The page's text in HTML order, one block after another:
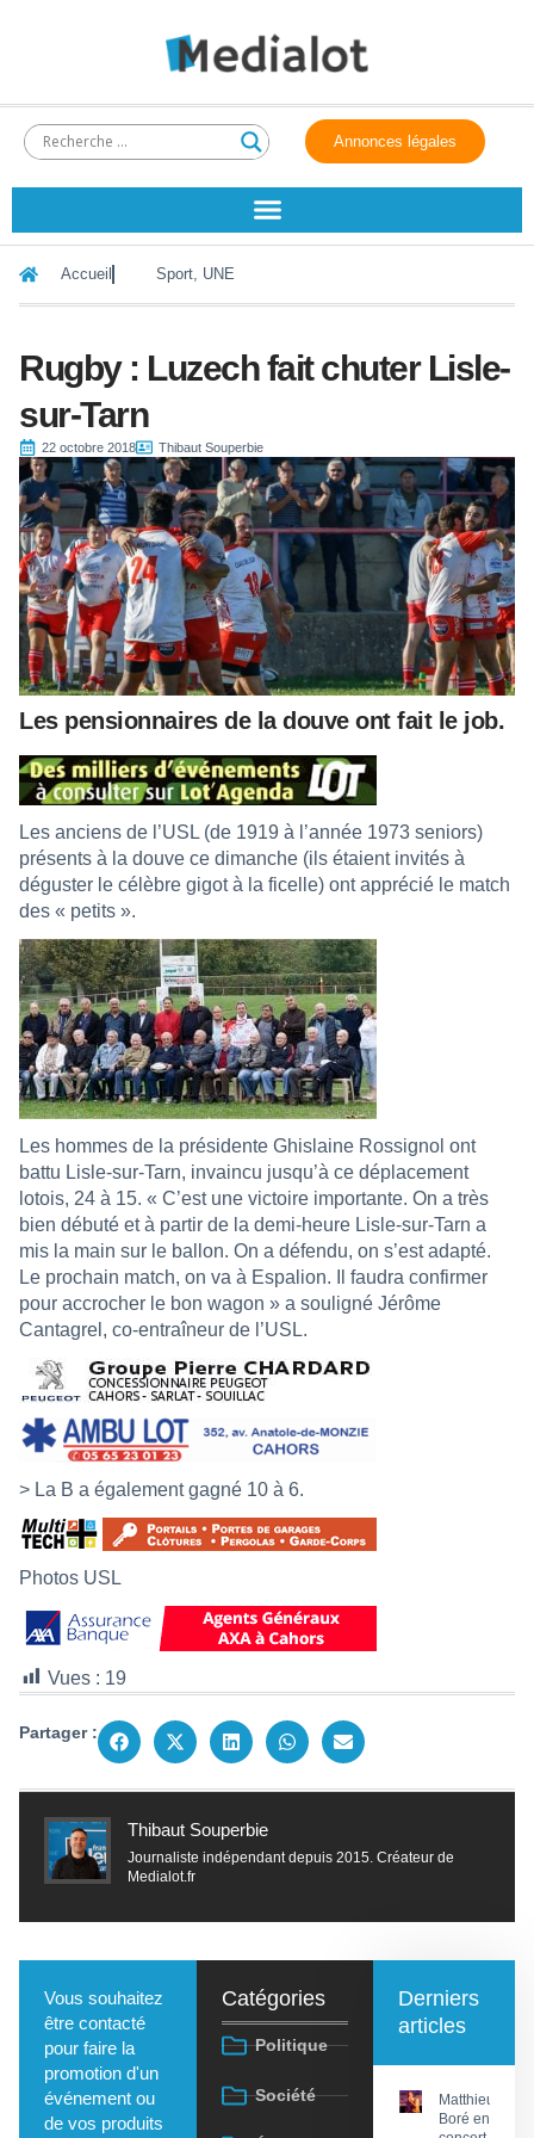
Annonces légales
Accueil Sport, UNE
Rugby : Luzech fait chuter Lisle-
sur-Tarn
22 octobre 2018 Thibaut Souperbie
Les pensionnaires de la douve ont fait le job.
Les anciens de l’USL (de 1919 à l’année 1973 seniors)
présents à la douve ce dimanche (ils étaient invités à
déguster le célèbre gigot à la ficelle) ont apprécié le match
des « petits ».
Les hommes de la présidente Ghislaine Rossignol ont
battu Lisle-sur-Tarn, invaincu jusqu’à ce déplacement
lotois, 24 à 15. « C’est une victoire importante. On a très
bien débuté et à partir de la demi-heure Lisle-sur-Tarn a
mis la main sur le ballon. On a défendu, on s’est adapté.
Le prochain match, on va à Espalion. Il faudra confirmer
pour accrocher le bon wagon » a souligné Jérôme
Cantagrel, co-entraîneur de l’USL.
> La B a également gagné 10 à 6.
Photos USL
Vues : 19
Partager :
Thibaut Souperbie
Journaliste indépendant depuis 2015. Créateur de
Medialot.fr
Vous souhaitez
être contacté
pour faire la
promotion d'un
événement ou
de vos produits
Catégories
Politique
Société
Derniers
articles
Matthieu
Boré en